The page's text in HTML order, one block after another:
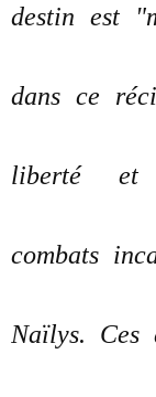
destin est
dans ce
liberté
combats
Naïlys. Ces